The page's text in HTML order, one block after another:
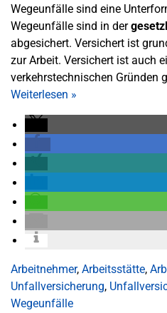
Wegeunfälle sind eine
Wegeunfälle sind in der
abgesichert. Versichert ist
zur Arbeit. Versichert ist auch
verkehrstechnischen Gründen
Weiterlesen »
Arbeitnehmer, Arbeitsstätte,
Unfallversicherung,
Wegeunfälle